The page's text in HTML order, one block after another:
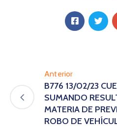
Anterior
B776 13/02/23
SUMANDO
MATERIA DE
ROBO DE